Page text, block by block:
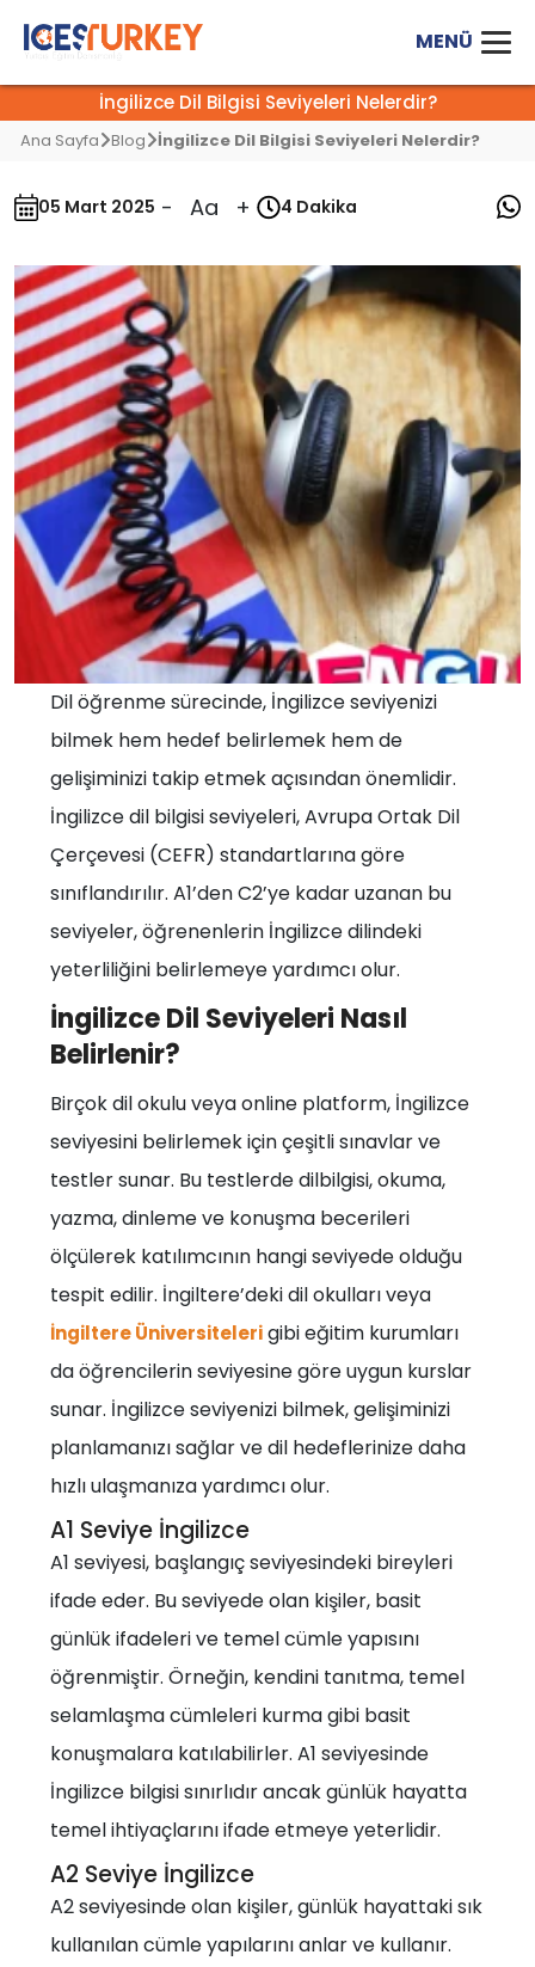
İngilizce Dil Bilgisi Seviyeleri Nelerdir?
Ana Sayfa Blog İngilizce Dil Bilgisi Seviyeleri Nelerdir?
05 Mart 2025 - Aa + 4 Dakika
Dil öğrenme sürecinde, İngilizce seviyenizi
bilmek hem hedef belirlemek hem de
gelişiminizi takip etmek açısından önemlidir.
İngilizce dil bilgisi seviyeleri, Avrupa Ortak Dil
Çerçevesi (CEFR) standartlarına göre
sınıflandırılır. A1’den C2’ye kadar uzanan bu
seviyeler, öğrenenlerin İngilizce dilindeki
yeterliliğini belirlemeye yardımcı olur.
İngilizce Dil Seviyeleri Nasıl
Belirlenir?
Birçok dil okulu veya online platform, İngilizce
seviyesini belirlemek için çeşitli sınavlar ve
testler sunar. Bu testlerde dilbilgisi, okuma,
yazma, dinleme ve konuşma becerileri
ölçülerek katılımcının hangi seviyede olduğu
tespit edilir. İngiltere’deki dil okulları veya
İngiltere Üniversitelerigibi eğitim kurumları
da öğrencilerin seviyesine göre uygun kurslar
sunar. İngilizce seviyenizi bilmek, gelişiminizi
planlamanızı sağlar ve dil hedeflerinize daha
hızlı ulaşmanıza yardımcı olur.
A1 Seviye İngilizce
A1 seviyesi, başlangıç seviyesindeki bireyleri
ifade eder. Bu seviyede olan kişiler, basit
günlük ifadeleri ve temel cümle yapısını
öğrenmiştir. Örneğin, kendini tanıtma, temel
selamlaşma cümleleri kurma gibi basit
konuşmalara katılabilirler. A1 seviyesinde
İngilizce bilgisi sınırlıdır ancak günlük hayatta
temel ihtiyaçlarını ifade etmeye yeterlidir.
A2 Seviye İngilizce
A2 seviyesinde olan kişiler, günlük hayattaki sık
kullanılan cümle yapılarını anlar ve kullanır.